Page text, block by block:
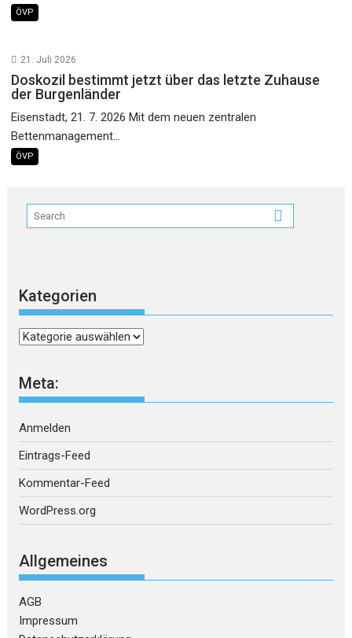
ÖVP
21. Juli 2026
Doskozil bestimmt jetzt über das letzte Zuhause
der Burgenländer
Eisenstadt, 21. 7. 2026 Mit dem neuen zentralen
Bettenmanagement...
ÖVP
Kategorien
Kategorien
Meta:
Anmelden
Eintrags-Feed
Kommentar-Feed
WordPress.org
Allgemeines
AGB
Impressum